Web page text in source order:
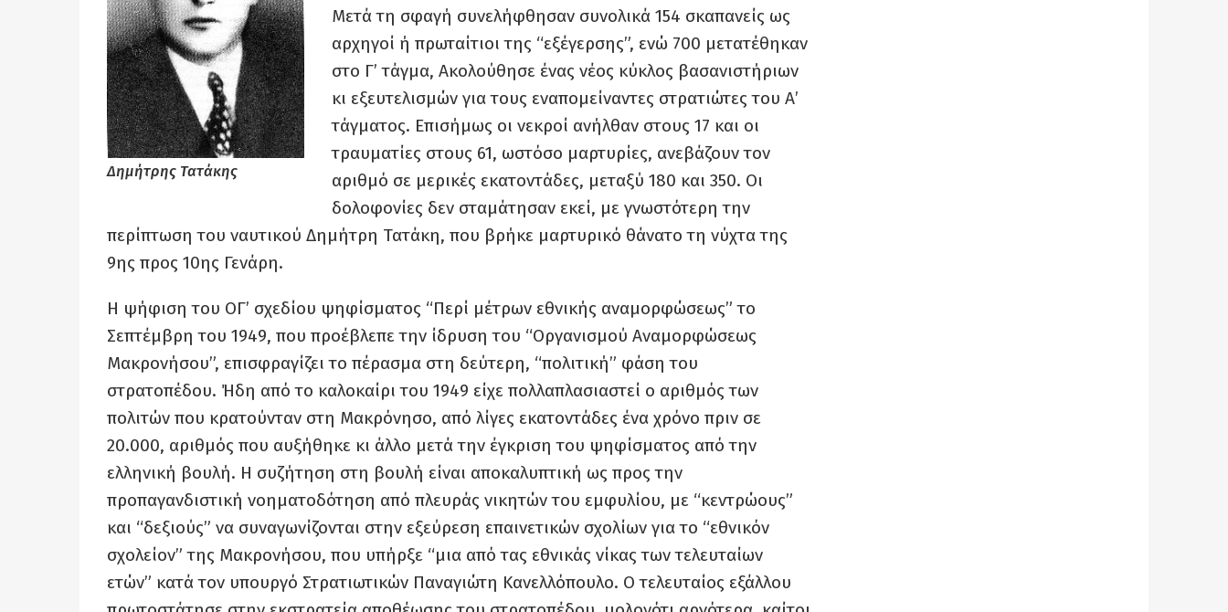
Δημήτρης Τατάκης
Μετά τη σφαγή συνελήφθησαν συνολικά 154 σκαπανείς ως
αρχηγοί ή πρωταίτιοι της “εξέγερσης”, ενώ 700 μετατέθηκαν
στο Γ’ τάγμα, Ακολούθησε ένας νέος κύκλος βασανιστήριων
κι εξευτελισμών για τους εναπομείναντες στρατιώτες του Α’
τάγματος. Επισήμως οι νεκροί ανήλθαν στους 17 και οι
τραυματίες στους 61, ωστόσο μαρτυρίες, ανεβάζουν τον
αριθμό σε μερικές εκατοντάδες, μεταξύ 180 και 350. Οι
δολοφονίες δεν σταμάτησαν εκεί, με γνωστότερη την
περίπτωση του ναυτικού Δημήτρη Τατάκη, που βρήκε μαρτυρικό θάνατο τη νύχτα της
9ης προς 10ης Γενάρη.
Η ψήφιση του ΟΓ’ σχεδίου ψηφίσματος “Περί μέτρων εθνικής αναμορφώσεως” το
Σεπτέμβρη του 1949, που προέβλεπε την ίδρυση του “Οργανισμού Αναμορφώσεως
Μακρονήσου”, επισφραγίζει το πέρασμα στη δεύτερη, “πολιτική” φάση του
στρατοπέδου. Ήδη από το καλοκαίρι του 1949 είχε πολλαπλασιαστεί ο αριθμός των
πολιτών που κρατούνταν στη Μακρόνησο, από λίγες εκατοντάδες ένα χρόνο πριν σε
20.000, αριθμός που αυξήθηκε κι άλλο μετά την έγκριση του ψηφίσματος από την
ελληνική βουλή. Η συζήτηση στη βουλή είναι αποκαλυπτική ως προς την
προπαγανδιστική νοηματοδότηση από πλευράς νικητών του εμφυλίου, με “κεντρώους”
και “δεξιούς” να συναγωνίζονται στην εξεύρεση επαινετικών σχολίων για το “εθνικόν
σχολείον” της Μακρονήσου, που υπήρξε “μια από τας εθνικάς νίκας των τελευταίων
ετών” κατά τον υπουργό Στρατιωτικών Παναγιώτη Κανελλόπουλο. Ο τελευταίος εξάλλου